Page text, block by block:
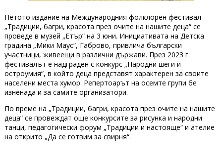
Петото издание на Международния фолклорен фестивал
„Традиции, багри, красота през очите на нашите деца“ се
проведе в музей „Етър“ на 3 юни. Инициативата на Детска
градина „Мики Маус“, Габрово, привлича български
участници, живеещи в различни държави. През 2023 г.
фестивалът е надграден с конкурс „Народни шеги и
остроумия“, в който деца представят характерен за своите
населени места хумор. Репертоарът на осемте групи бе
изненада и за самите организатори.
По време на „Традиции, багри, красота през очите на нашите
деца“ се провеждат още конкурсите за рисунка и народни
танци, педагогически форум „Традиции и настояще“ и ателие
на открито „Да се готвим за свирня“.